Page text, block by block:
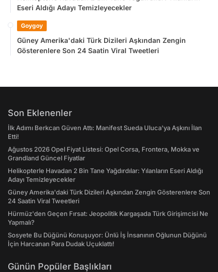
Eseri Aldığı Adayı Temizleyecekler
Goygoy
Güney Amerika'daki Türk Dizileri Aşkından Zengin
Gösterenlere Son 24 Saatin Viral Tweetleri
Son Eklenenler
İlk Adımı Berkcan Güven Attı: Manifest Sueda Uluca'ya Aşkını İlan
Etti!
Ağustos 2026 Opel Fiyat Listesi: Opel Corsa, Frontera, Mokka ve
Grandland Güncel Fiyatlar
Helikopterle Havadan 2 Bin Tane Yağdırdılar: Yılanların Eseri Aldığı
Adayı Temizleyecekler
Güney Amerika'daki Türk Dizileri Aşkından Zengin Gösterenlere Son
24 Saatin Viral Tweetleri
Hürmüz'den Geçen Fırsat: Jeopolitik Kargaşada Türk Girişimcisi Ne
Yapmalı?
Sosyete Bu Düğünü Konuşuyor: Ünlü İş İnsanının Oğlunun Düğünü
İçin Harcanan Para Dudak Uçuklattı!
Günün Popüler Başlıkları